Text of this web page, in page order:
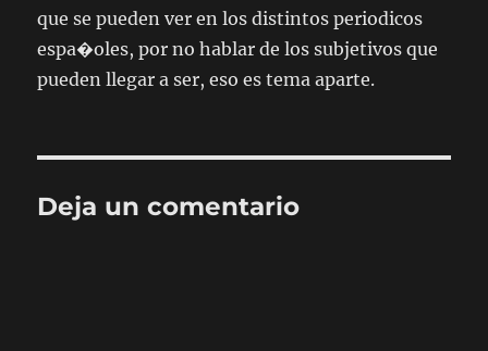
que se pueden ver en los distintos periodicos
espa�oles, por no hablar de los subjetivos que
pueden llegar a ser, eso es tema aparte.
Deja un comentario